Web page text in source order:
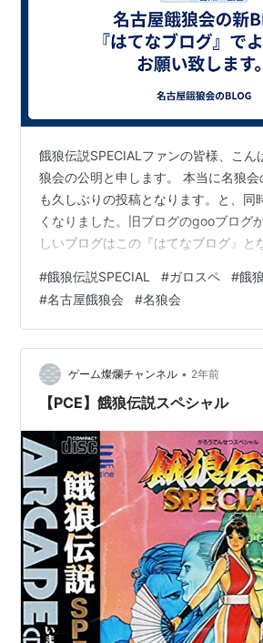
餓狼伝説SPECIALファンの皆様、こん
狼会の公明と申します。 本当に名狼会
も久しぶりの投稿となります。と、同
くなりました。旧ブログのgooブログ
しいブログはこの『はてなブログ』と
もちろん、当会もこの情報は既に知っ
ごろから少しずつ仕事の合間を縫って
おりました。引越し自体はすぐ済みま
しくするならば、現在載せているカテ
最新（２０２５年１１月現在）の情報
ておこうということで、この新しいブ…
#餓狼伝説SPECIAL #ガロスペ #餓
#名古屋餓狼会 #名狼会
ゲーム燦爛チャンネル • 2年前
【PCE】餓狼伝説スペシャル